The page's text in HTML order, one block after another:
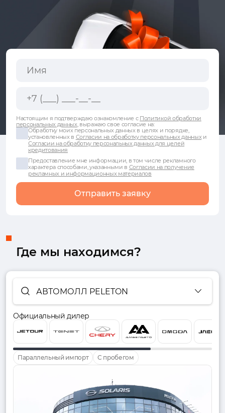
Настоящим я подтверждаю ознакомление с Политикой обработки
персональных данных, выражаю свое согласие на:
Обработку моих персональных данных в целях и порядке,
установленных в Согласии на обработку персональных данныхи
Согласии на обработку персональных данных для целей
кредитования
Предоставление мне информации, в том числе рекламного
характера способами, указанными в Согласии на получение
рекламных и информационных материалов
Отправить заявку
Где мы находимся?
АВТОМОЛЛ PELETON
Официальный дилер
Параллельный импорт С пробегом